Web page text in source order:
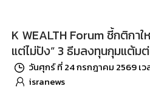
K WEALTH Forum ชี้กติกา
แต่ไม่ปัง” 3 ธีมลงทุนกุมแต้ม
วันศุกร์ ที่ 24 กรกฎาคม 2569 เว
isranews